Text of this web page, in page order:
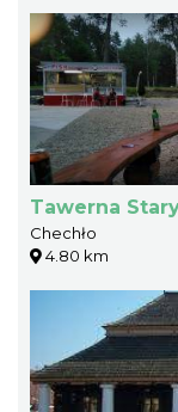
Tawerna
Chechło
4.80 km